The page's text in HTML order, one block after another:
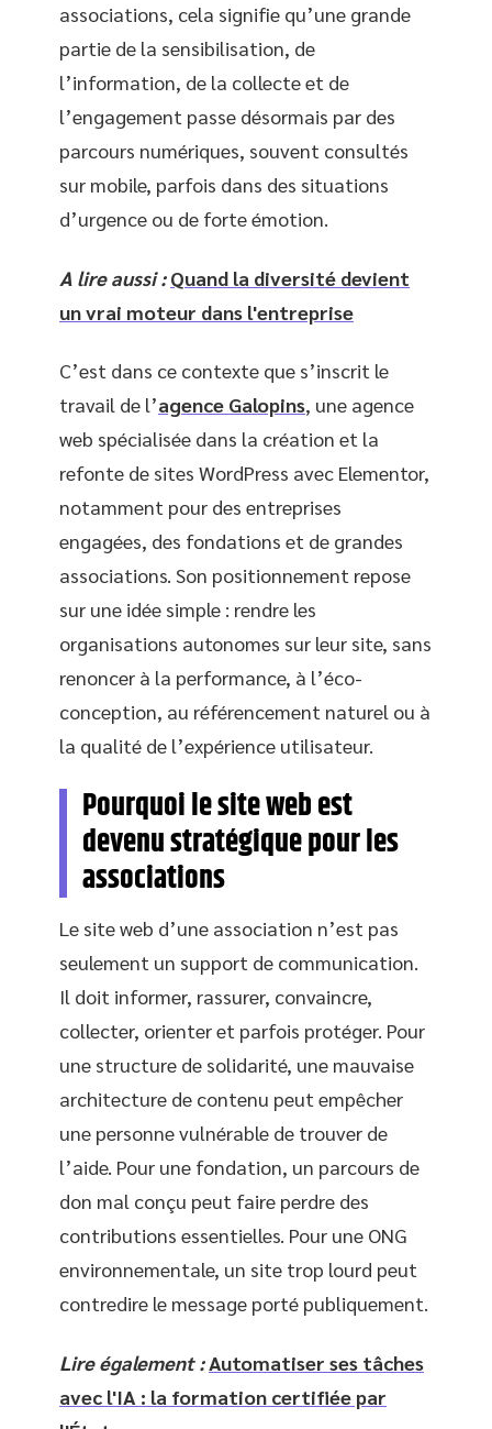
associations, cela signifie qu’une grande
partie de la sensibilisation, de
l’information, de la collecte et de
l’engagement passe désormais par des
parcours numériques, souvent consultés
sur mobile, parfois dans des situations
d’urgence ou de forte émotion.
A lire aussi : Quand la diversité devient
un vrai moteur dans l'entreprise
C’est dans ce contexte que s’inscrit le
travail de l’agence Galopins, une agence
web spécialisée dans la création et la
refonte de sites WordPress avec Elementor,
notamment pour des entreprises
engagées, des fondations et de grandes
associations. Son positionnement repose
sur une idée simple : rendre les
organisations autonomes sur leur site, sans
renoncer à la performance, à l’éco-
conception, au référencement naturel ou à
la qualité de l’expérience utilisateur.
Pourquoi le site web est
devenu stratégique pour les
associations
Le site web d’une association n’est pas
seulement un support de communication.
Il doit informer, rassurer, convaincre,
collecter, orienter et parfois protéger. Pour
une structure de solidarité, une mauvaise
architecture de contenu peut empêcher
une personne vulnérable de trouver de
l’aide. Pour une fondation, un parcours de
don mal conçu peut faire perdre des
contributions essentielles. Pour une ONG
environnementale, un site trop lourd peut
contredire le message porté publiquement.
Lire également : Automatiser ses tâches
avec l'IA : la formation certifiée par